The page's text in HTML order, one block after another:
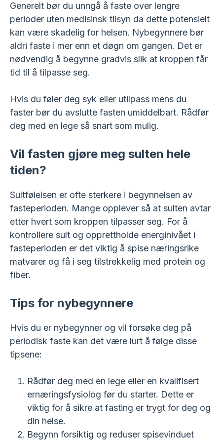
Generelt bør du unngå å faste over lengre
perioder uten medisinsk tilsyn da dette potensielt
kan være skadelig for helsen. Nybegynnere bør
aldri faste i mer enn et døgn om gangen. Det er
nødvendig å begynne gradvis slik at kroppen får
tid til å tilpasse seg.
Hvis du føler deg syk eller utilpass mens du
faster bør du avslutte fasten umiddelbart. Rådfør
deg med en lege så snart som mulig.
Vil fasten gjøre meg sulten hele
tiden?
Sultfølelsen er ofte sterkere i begynnelsen av
fasteperioden. Mange opplever så at sulten avtar
etter hvert som kroppen tilpasser seg. For å
kontrollere sult og opprettholde energinivået i
fasteperioden er det viktig å spise næringsrike
matvarer og få i seg tilstrekkelig med protein og
fiber.
Tips for nybegynnere
Hvis du er nybegynner og vil forsøke deg på
periodisk faste kan det være lurt å følge disse
tipsene:
Rådfør deg med en lege eller en kvalifisert
ernæringsfysiolog før du starter. Dette er
viktig for å sikre at fasting er trygt for deg og
din helse.
Begynn forsiktig og reduser spisevinduet